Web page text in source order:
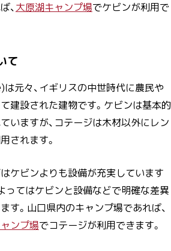
、大原湖キャンプ場でケビンが利用で
て
元々、イギリスの中世時代に農民や
建設された建物です。ケビンは基本的
いますが、コテージは木材以外にレン
されます。
ケビンよりも設備が充実しています
ってはケビンと設備などで明確な差異
す。山口県内のキャンプ場であれば、
ンプ場でコテージが利用できます。